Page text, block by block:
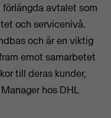
avtalet som
och servicenivå.
och är en viktig
emot samarbetet
till deras kunder,
hos DHL